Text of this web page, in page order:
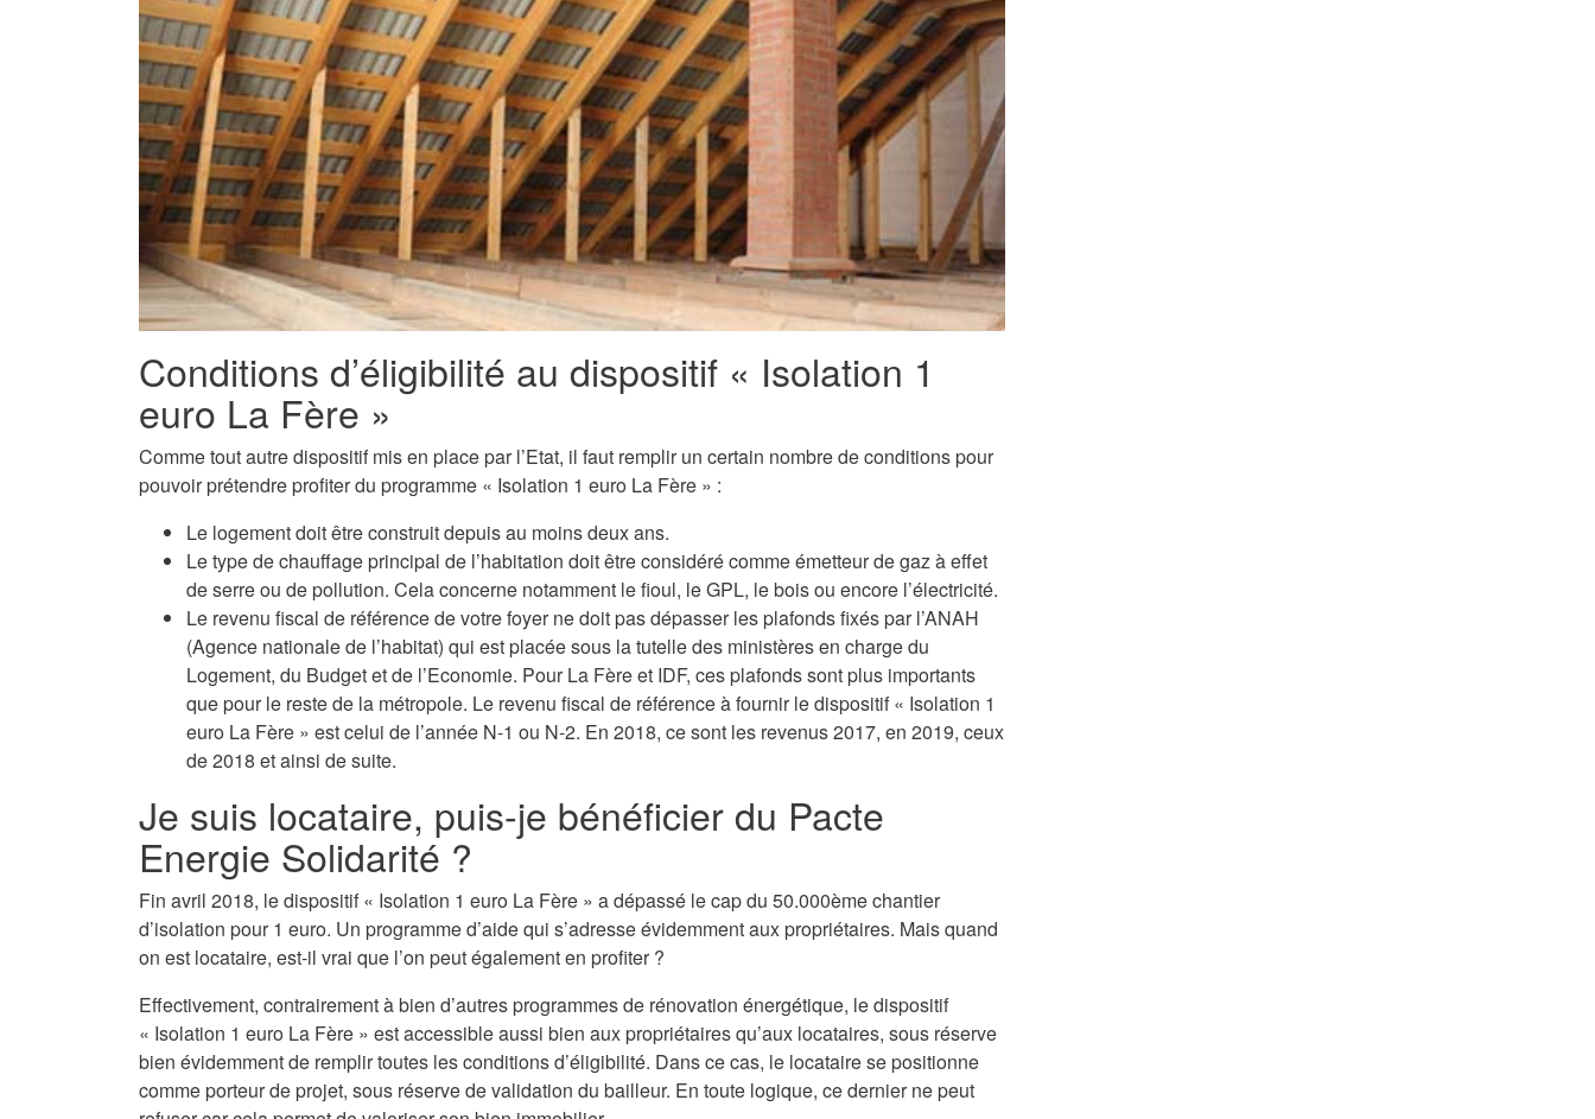
Conditions d’éligibilité au dispositif « Isolation 1
euro La Fère »
Comme tout autre dispositif mis en place par l’Etat, il faut remplir un certain nombre de conditions pour
pouvoir prétendre profiter du programme « Isolation 1 euro La Fère » :
Le logement doit être construit depuis au moins deux ans.
Le type de chauffage principal de l’habitation doit être considéré comme émetteur de gaz à effet
de serre ou de pollution. Cela concerne notamment le fioul, le GPL, le bois ou encore l’électricité.
Le revenu fiscal de référence de votre foyer ne doit pas dépasser les plafonds fixés par l’ANAH
(Agence nationale de l’habitat) qui est placée sous la tutelle des ministères en charge du
Logement, du Budget et de l’Economie. Pour La Fère et IDF, ces plafonds sont plus importants
que pour le reste de la métropole. Le revenu fiscal de référence à fournir le dispositif « Isolation 1
euro La Fère » est celui de l’année N-1 ou N-2. En 2018, ce sont les revenus 2017, en 2019, ceux
de 2018 et ainsi de suite.
Je suis locataire, puis-je bénéficier du Pacte
Energie Solidarité ?
Fin avril 2018, le dispositif « Isolation 1 euro La Fère » a dépassé le cap du 50.000ème chantier
d’isolation pour 1 euro. Un programme d’aide qui s’adresse évidemment aux propriétaires. Mais quand
on est locataire, est-il vrai que l’on peut également en profiter ?
Effectivement, contrairement à bien d’autres programmes de rénovation énergétique, le dispositif
« Isolation 1 euro La Fère » est accessible aussi bien aux propriétaires qu’aux locataires, sous réserve
bien évidemment de remplir toutes les conditions d’éligibilité. Dans ce cas, le locataire se positionne
comme porteur de projet, sous réserve de validation du bailleur. En toute logique, ce dernier ne peut